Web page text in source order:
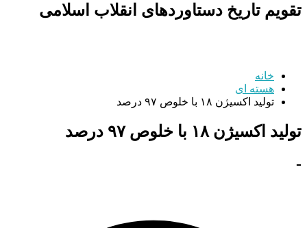
تقویم تاریخ دستاوردهای انقلاب اسلامی
خانه
هسته ای
تولید اکسیژن ۱۸ با خلوص ۹۷ درصد
تولید اکسیژن ۱۸ با خلوص ۹۷ درصد
-